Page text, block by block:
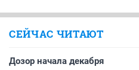
СЕЙЧАС ЧИТАЮТ
Дозор начала декабря